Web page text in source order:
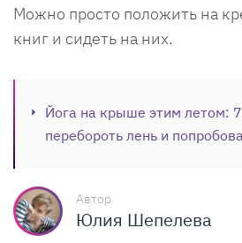
Можно просто положить на
книг и сидеть на них.
Йога на крыше этим летом:
перебороть лень и
Автор
Юлия Шепелева